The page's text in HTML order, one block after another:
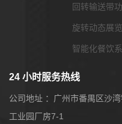
智能化餐饮
24 小时服务热线
公司地址 ：广州市番禺区沙
工业园厂房7-1